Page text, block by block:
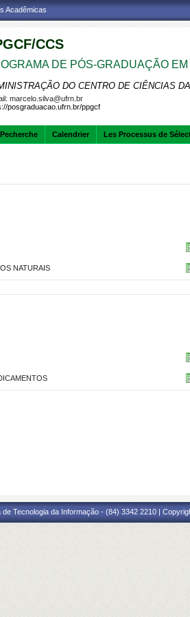
Acadêmicas
CCS
DE PÓS-GRADUAÇÃO
DO CENTRO DE CIÊNCIAS
marcelo.silva@ufrn.br
posgraduacao.ufrn.br/ppgcf
Calendrier Les Processus de
NATURAIS
de Tecnologia da Informação - (84) 3342 2210 |